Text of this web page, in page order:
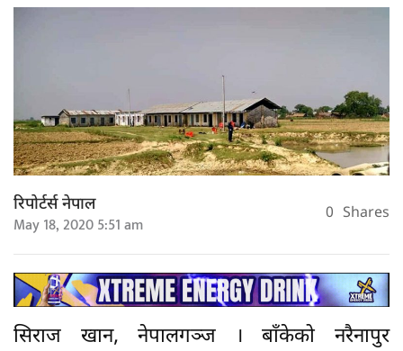
रिपोर्टर्स नेपाल
May 18, 2020 5:51 am 0 Shares
सिराज खान, नेपालगञ्ज । बाँकेको नरैनापुर